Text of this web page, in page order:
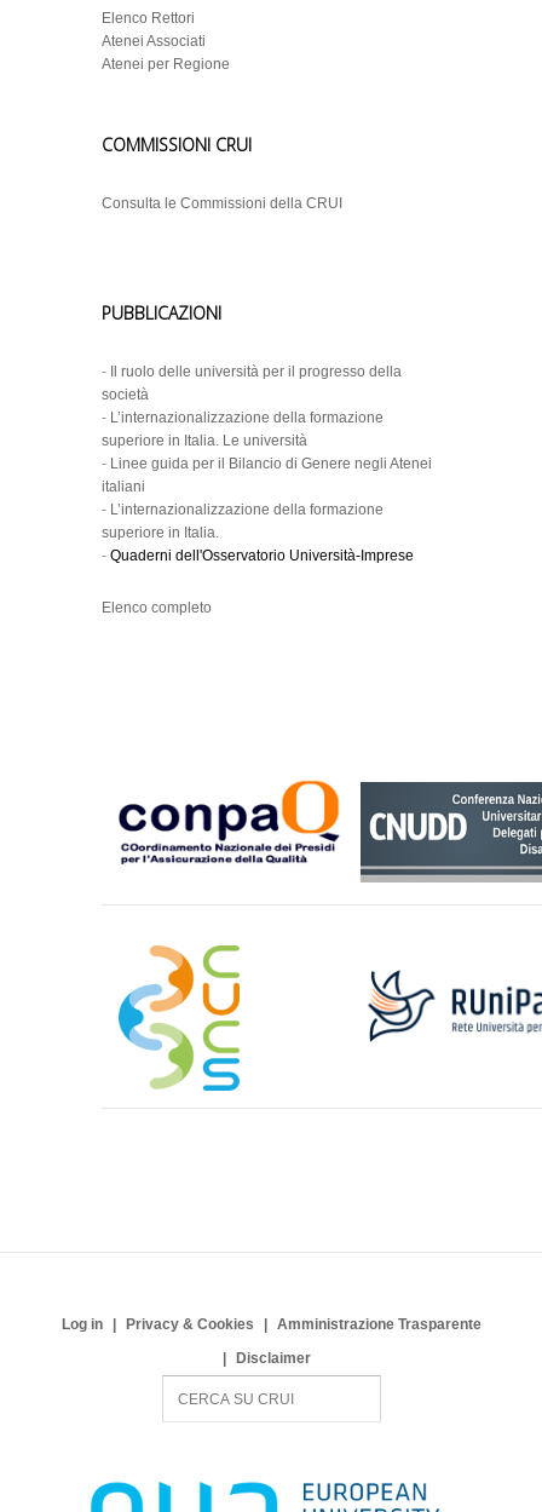
Elenco Rettori
Atenei Associati
Atenei per Regione
COMMISSIONI CRUI
Consulta le Commissioni della CRUI
PUBBLICAZIONI
-
Il ruolo delle università per il progresso della
società
- L’internazionalizzazione della formazione
superiore in Italia. Le università
- Linee guida per il Bilancio di Genere negli Atenei
italiani
- L’internazionalizzazione della formazione
superiore in Italia.
- Quaderni dell'Osservatorio Università-Imprese
Elenco completo
Log in Privacy & Cookies
Amministrazione Trasparente
Disclaimer
c